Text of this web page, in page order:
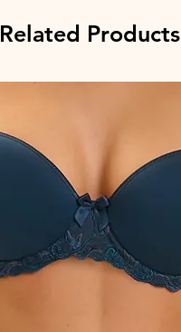
Related Products